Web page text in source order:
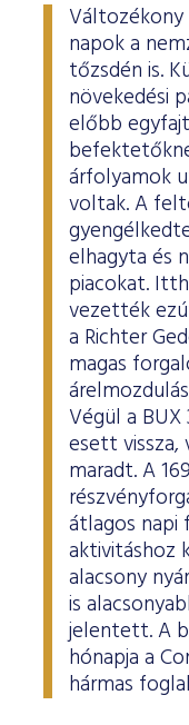
Változékony
napok a
tőzsdén is.
növekedési
előbb
árfolyamok
voltak. A
elhagyta és
piacokat.
vezették
a Richter
magas
Végül a
esett vissza,
maradt. A
átlagos napi
aktivitáshoz
alacsony
is
jelentett. A
hónapja a
hármas